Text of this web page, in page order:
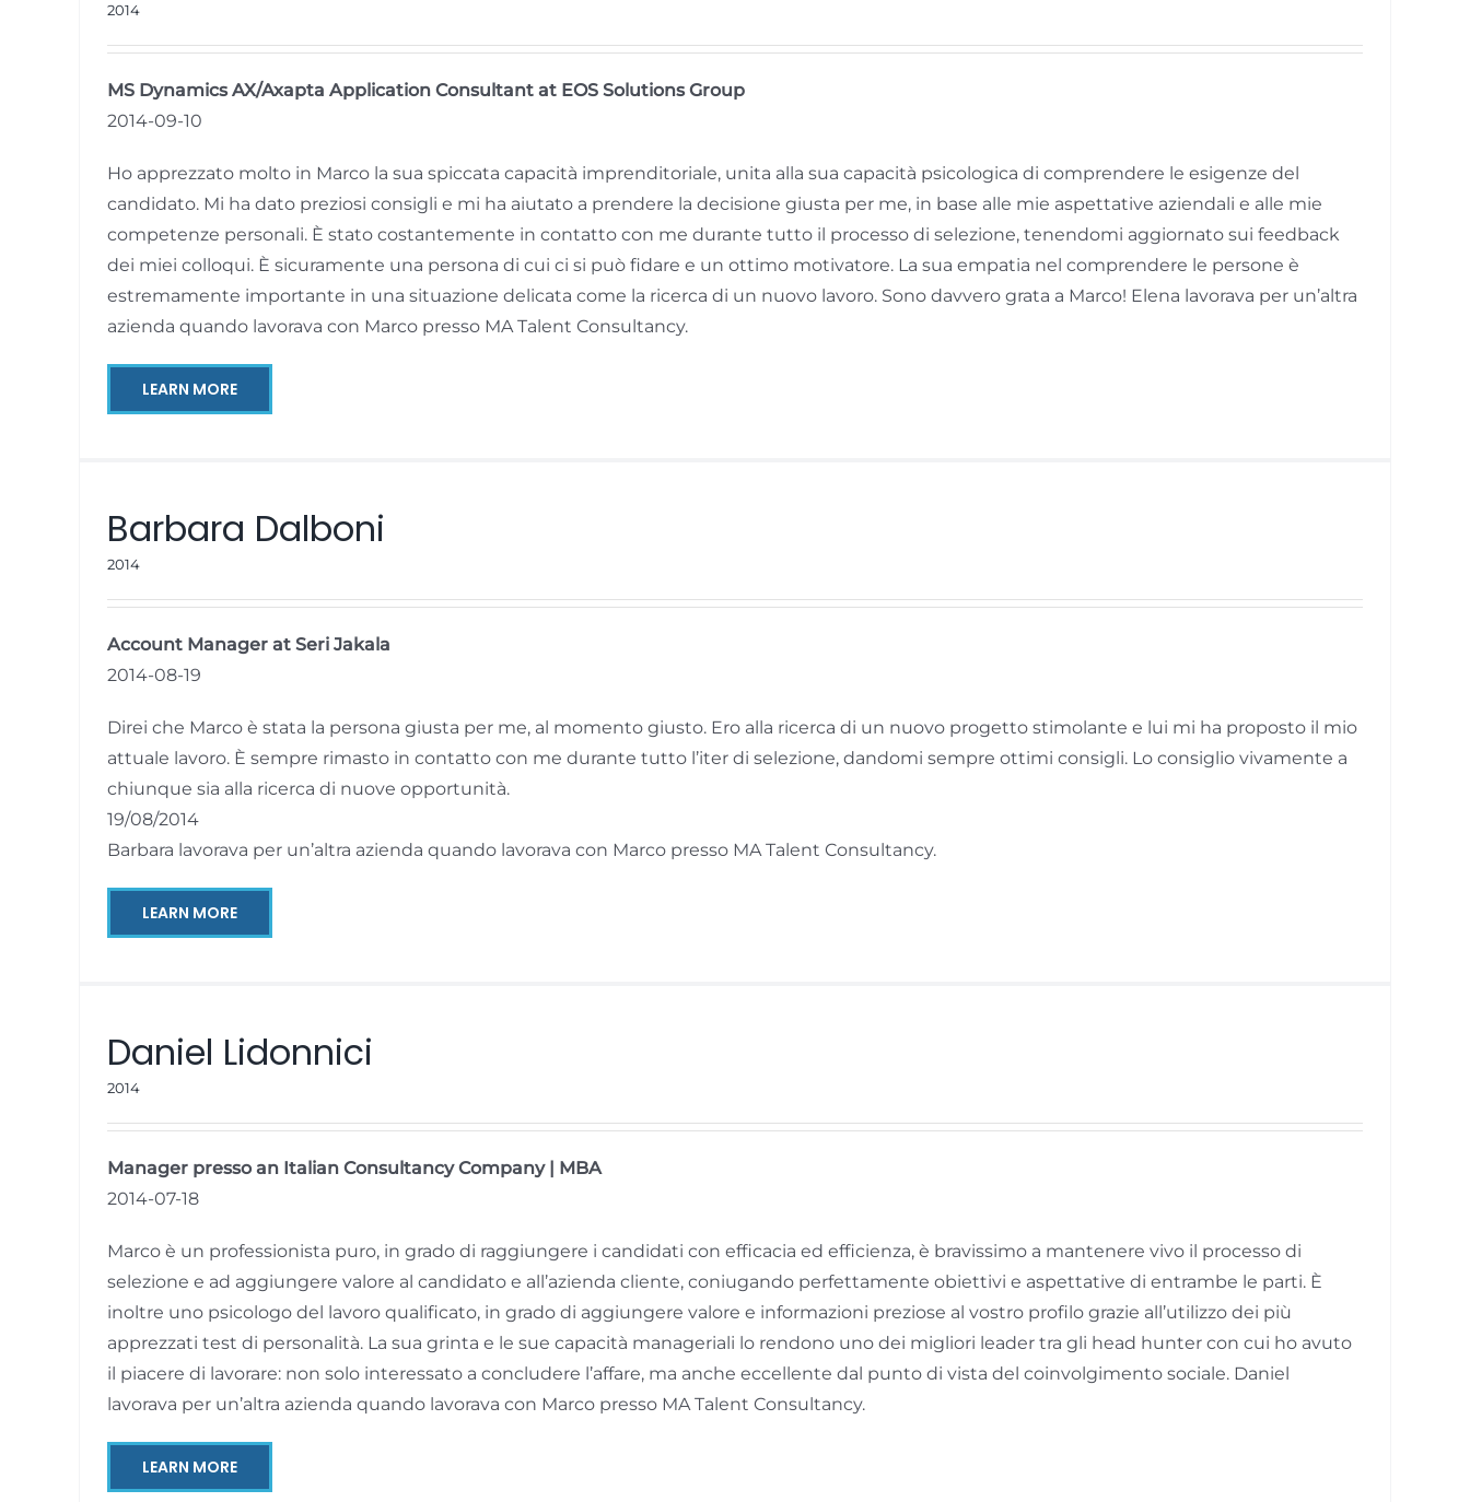
2014
MS Dynamics AX/Axapta Application Consultant at EOS Solutions Group
2014-09-10
Ho apprezzato molto in Marco la sua spiccata capacità imprenditoriale, unita alla sua capacità psicologica di comprendere le esigenze del
candidato. Mi ha dato preziosi consigli e mi ha aiutato a prendere la decisione giusta per me, in base alle mie aspettative aziendali e alle mie
competenze personali. È stato costantemente in contatto con me durante tutto il processo di selezione, tenendomi aggiornato sui feedback
dei miei colloqui. È sicuramente una persona di cui ci si può fidare e un ottimo motivatore. La sua empatia nel comprendere le persone è
estremamente importante in una situazione delicata come la ricerca di un nuovo lavoro. Sono davvero grata a Marco! Elena lavorava per un’altra
azienda quando lavorava con Marco presso MA Talent Consultancy.
LEARN MORE
Barbara Dalboni
2014
Account Manager at Seri Jakala
2014-08-19
Direi che Marco è stata la persona giusta per me, al momento giusto. Ero alla ricerca di un nuovo progetto stimolante e lui mi ha proposto il mio
attuale lavoro. È sempre rimasto in contatto con me durante tutto l’iter di selezione, dandomi sempre ottimi consigli. Lo consiglio vivamente a
chiunque sia alla ricerca di nuove opportunità.
19/08/2014
Barbara lavorava per un’altra azienda quando lavorava con Marco presso MA Talent Consultancy.
LEARN MORE
Daniel Lidonnici
2014
Manager presso an Italian Consultancy Company | MBA
2014-07-18
Marco è un professionista puro, in grado di raggiungere i candidati con efficacia ed efficienza, è bravissimo a mantenere vivo il processo di
selezione e ad aggiungere valore al candidato e all’azienda cliente, coniugando perfettamente obiettivi e aspettative di entrambe le parti. È
inoltre uno psicologo del lavoro qualificato, in grado di aggiungere valore e informazioni preziose al vostro profilo grazie all’utilizzo dei più
apprezzati test di personalità. La sua grinta e le sue capacità manageriali lo rendono uno dei migliori leader tra gli head hunter con cui ho avuto
il piacere di lavorare: non solo interessato a concludere l’affare, ma anche eccellente dal punto di vista del coinvolgimento sociale. Daniel
lavorava per un’altra azienda quando lavorava con Marco presso MA Talent Consultancy.
LEARN MORE